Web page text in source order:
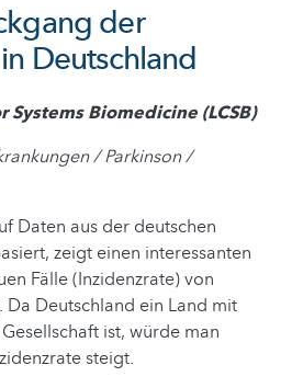
der
Deutschland
Biomedicine (LCSB)
/ Parkinson /
Daten aus der deutschen
zeigt einen interessanten
Fälle (Inzidenzrate) von
Da Deutschland ein Land mit
ist, würde man
steigt.